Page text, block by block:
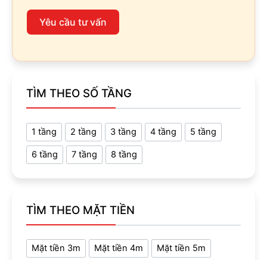
Yêu cầu tư vấn
TÌM THEO SỐ TẦNG
1 tầng 2 tầng 3 tầng 4 tầng 5 tầng
6 tầng 7 tầng 8 tầng
TÌM THEO MẶT TIỀN
Mặt tiền 3m Mặt tiền 4m Mặt tiền 5m